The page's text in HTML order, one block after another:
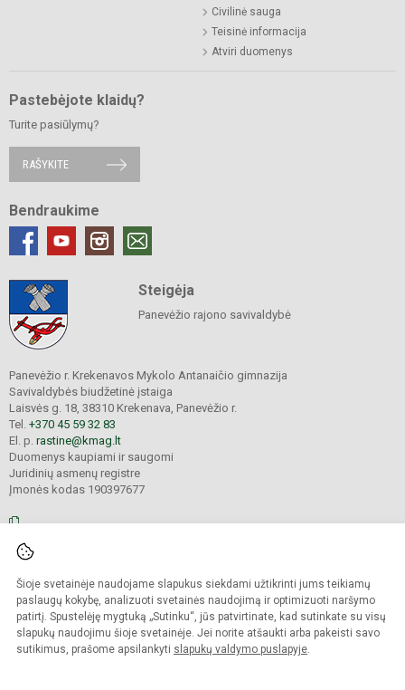
Šioje svetainėje naudojame slapukus siekdami užtikrinti jums teikiamų
paslaugų kokybę, analizuoti svetainės naudojimą ir optimizuoti naršymo
patirtį. Spustelėję mygtuką „Sutinku“, jūs patvirtinate, kad sutinkate su visų
slapukų naudojimu šioje svetainėje. Jei norite atšaukti arba pakeisti savo
sutikimus, prašome apsilankyti slapukų valdymo puslapyje.
Civilinė sauga
Teisinė informacija
Atviri duomenys
Pastebėjote klaidų?
Turite pasiūlymų?
RAŠYKITE
Bendraukime
Steigėja
Panevėžio rajono savivaldybė
Panevėžio r. Krekenavos Mykolo Antanaičio gimnazija
Savivaldybės biudžetinė įstaiga
Laisvės g. 18, 38310 Krekenava, Panevėžio r.
Tel. +370 45 59 32 83
El. p. rastine@kmag.lt
Duomenys kaupiami ir saugomi
Juridinių asmenų registre
Įmonės kodas 190397677
saugomos.
Kopijuoti turinį be raštiško gimnazijos sutikimo griežtai draudžiama.
Prieinamumo paraiška Slapukų valdymas
Sumanus būdas atnaujinti